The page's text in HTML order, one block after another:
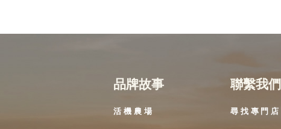
品牌故事
活機農場
聯繫我們
尋找專門店